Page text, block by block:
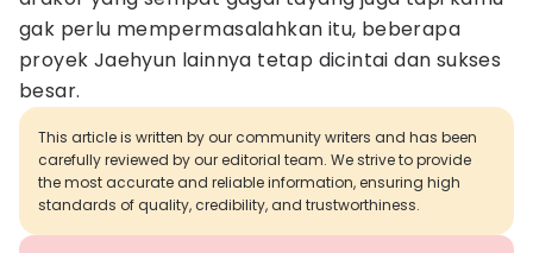
gak perlu mempermasalahkan itu, beberapa
proyek Jaehyun lainnya tetap dicintai dan sukses
besar.
This article is written by our community writers and has been
carefully reviewed by our editorial team. We strive to provide
the most accurate and reliable information, ensuring high
standards of quality, credibility, and trustworthiness.